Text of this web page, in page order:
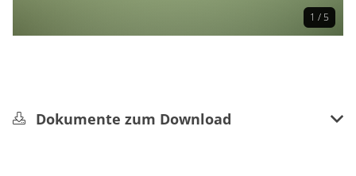
1 / 5
Dokumente zum Download